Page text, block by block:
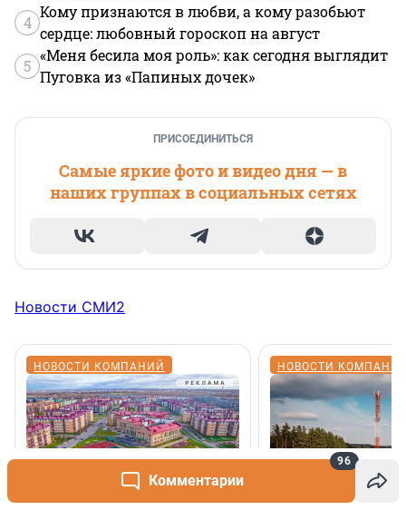
Комментарии
96
4
Кому признаются в любви, а кому разобьют
сердце: любовный гороскоп на август
5
«Меня бесила моя роль»: как сегодня выглядит
Пуговка из «Папиных дочек»
ПРИСОЕДИНИТЬСЯ
Самые яркие фото и видео дня — в
наших группах в социальных сетях
Новости СМИ2
НОВОСТИ КОМПАНИЙ НОВОСТИ